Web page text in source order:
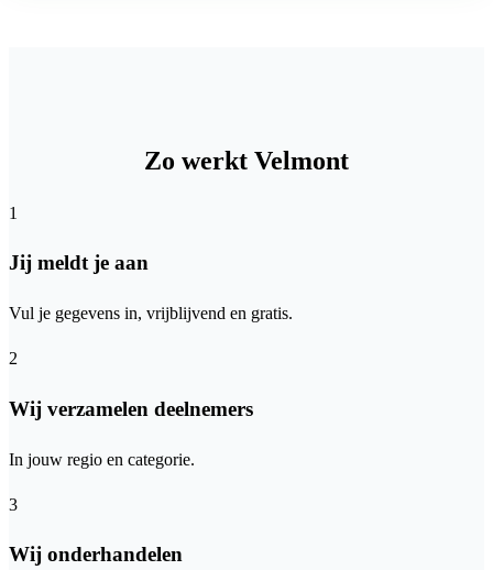
Zo werkt Velmont
1
Jij meldt je aan
Vul je gegevens in, vrijblijvend en gratis.
2
Wij verzamelen deelnemers
In jouw regio en categorie.
3
Wij onderhandelen